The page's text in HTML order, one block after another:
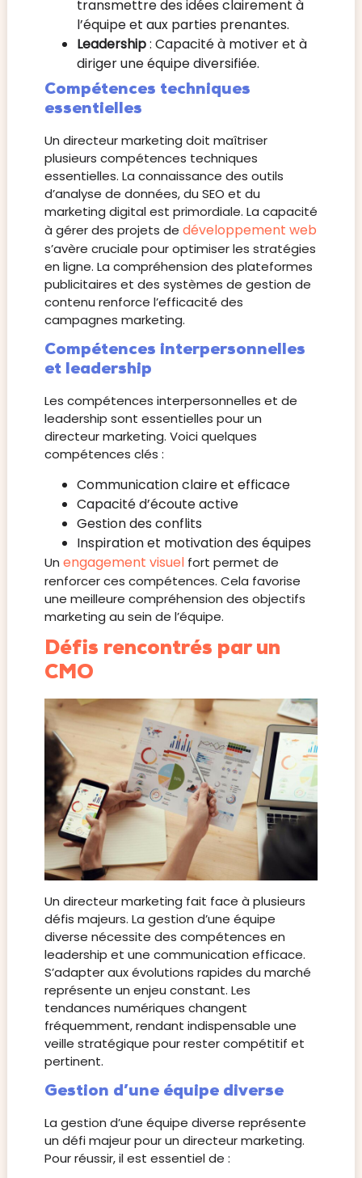
transmettre des idées clairement à
l’équipe et aux parties prenantes.
Leadership: Capacité à motiver et à
diriger une équipe diversifiée.
Compétences techniques
essentielles
Un directeur marketing doit maîtriser
plusieurs compétences techniques
essentielles. La connaissance des outils
d’analyse de données, du SEO et du
marketing digital est primordiale. La capacité
à gérer des projets de développement web
s’avère cruciale pour optimiser les stratégies
en ligne. La compréhension des plateformes
publicitaires et des systèmes de gestion de
contenu renforce l’efficacité des
campagnes marketing.
Compétences interpersonnelles
et leadership
Les compétences interpersonnelles et de
leadership sont essentielles pour un
directeur marketing. Voici quelques
compétences clés :
Communication claire et efficace
Capacité d’écoute active
Gestion des conflits
Inspiration et motivation des équipes
Un engagement visuelfort permet de
renforcer ces compétences. Cela favorise
une meilleure compréhension des objectifs
marketing au sein de l’équipe.
Défis rencontrés par un
CMO
Un directeur marketing fait face à plusieurs
défis majeurs. La gestion d’une équipe
diverse nécessite des compétences en
leadership et une communication efficace.
S’adapter aux évolutions rapides du marché
représente un enjeu constant. Les
tendances numériques changent
fréquemment, rendant indispensable une
veille stratégique pour rester compétitif et
pertinent.
Gestion d’une équipe diverse
La gestion d’une équipe diverse représente
un défi majeur pour un directeur marketing.
Pour réussir, il est essentiel de :